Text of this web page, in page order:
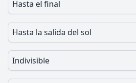
Hasta el final
Hasta la salida del sol
Indivisible